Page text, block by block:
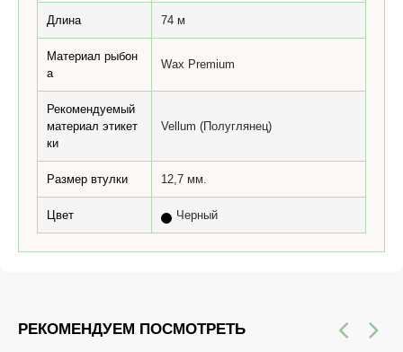
Длина 74 м
Материал рыбон
а
Wax Premium
Рекомендуемый
материал этикет
ки
Vellum (Полуглянец)
Размер втулки 12,7 мм.
Цвет Черный
РЕКОМЕНДУЕМ ПОСМОТРЕТЬ